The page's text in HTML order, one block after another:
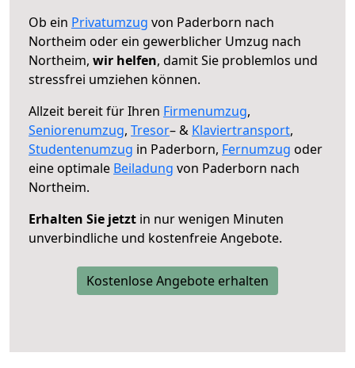
Ob ein Privatumzug von Paderborn nach
Northeim oder ein gewerblicher Umzug nach
Northeim, wir helfen, damit Sie problemlos und
stressfrei umziehen können.
Allzeit bereit für Ihren Firmenumzug,
Seniorenumzug, Tresor– & Klaviertransport,
Studentenumzug in Paderborn, Fernumzug oder
eine optimale Beiladung von Paderborn nach
Northeim.
Erhalten Sie jetzt in nur wenigen Minuten
unverbindliche und kostenfreie Angebote.
Kostenlose Angebote erhalten